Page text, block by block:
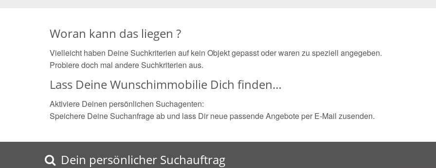
Woran kann das liegen ?
Vielleicht haben Deine Suchkriterien auf kein Objekt gepasst oder waren zu speziell angegeben.
Probiere doch mal andere Suchkriterien aus.
Lass Deine Wunschimmobilie Dich finden…
Aktiviere Deinen persönlichen Suchagenten:
Speichere Deine Suchanfrage ab und lass Dir neue passende Angebote per E-Mail zusenden.
Dein persönlicher Suchauftrag